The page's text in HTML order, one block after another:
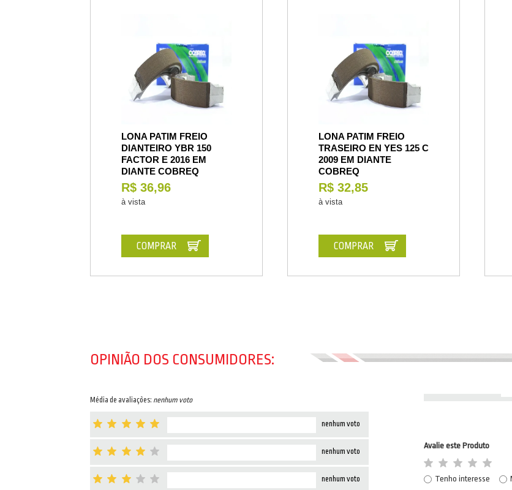
LONA PATIM FREIO
DIANTEIRO YBR 150
FACTOR E 2016 EM
DIANTE COBREQ
R$ 36,96
à vista
COMPRAR
LONA PATIM FREIO
TRASEIRO EN YES 125 C
2009 EM DIANTE
COBREQ
R$ 32,85
à vista
COMPRAR
OPINIÃO DOS CONSUMIDORES:
Média de avaliações: nenhum voto
nenhum voto
nenhum voto
nenhum voto
Avalie este Produto
Tenho interesse